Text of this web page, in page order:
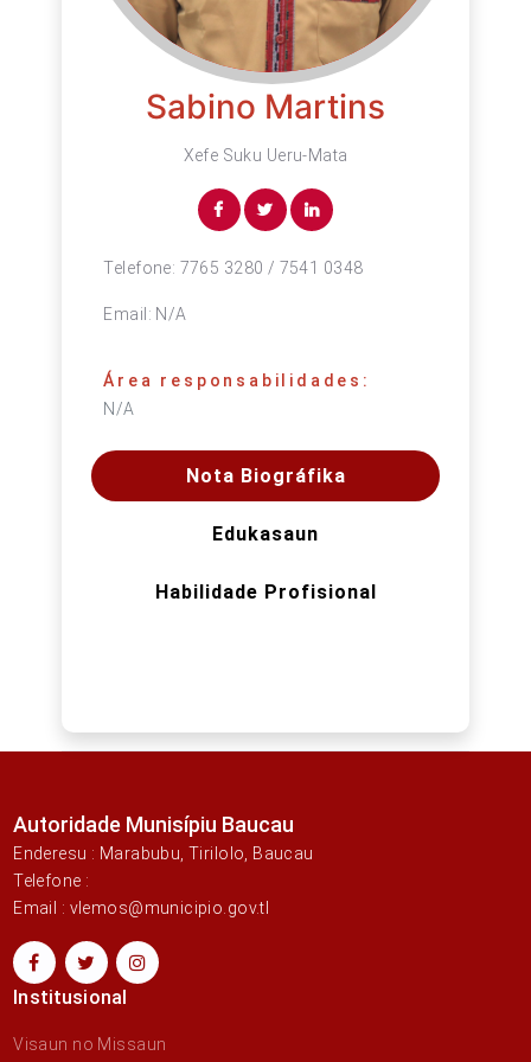
Sabino Martins
Xefe Suku Ueru-Mata
Telefone: 7765 3280 / 7541 0348
Email: N/A
Área responsabilidades:
N/A
Nota Biográfika
Edukasaun
Habilidade Profisional
Autoridade Munisípiu Baucau
Enderesu : Marabubu, Tirilolo, Baucau
Telefone :
Email : vlemos@municipio.gov.tl
Institusional
Visaun no Missaun